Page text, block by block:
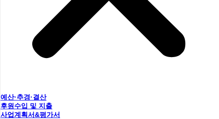
예산·추경·결산
후원수입 및 지출
사업계획서&평가서